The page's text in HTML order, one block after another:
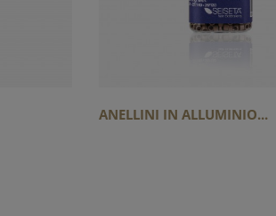
ANELLINI IN ALLUMINIO...